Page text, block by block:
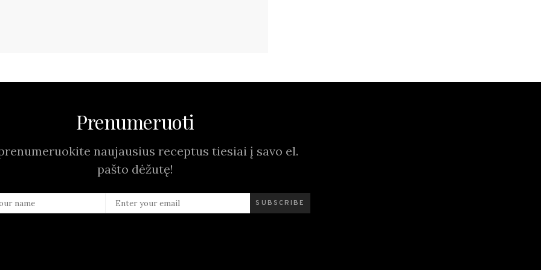
Prenumeruoti
naujausius receptus tiesiai į savo el.
pašto dėžutę!
SUBSCRIBE